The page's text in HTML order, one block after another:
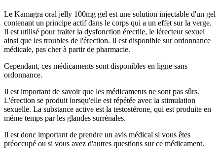
Le Kamagra oral jelly 100mg gel est une solution injectable d'un gel
contenant un principe actif dans le corps qui a un effet sur la verge.
Il est utilisé pour traiter la dysfonction érectile, le lérecteur sexuel
ainsi que les troubles de l'érection. Il est disponible sur ordonnance
médicale, pas cher à partir de pharmacie.
Cependant, ces médicaments sont disponibles en ligne sans
ordonnance.
Il est important de savoir que les médicaments ne sont pas sûrs.
L'érection se produit lorsqu'elle est répétée avec la stimulation
sexuelle. La substance active est la testostérone, qui est produite en
même temps par les glandes surrénales.
Il est donc important de prendre un avis médical si vous êtes
préoccupé ou si vous avez d'autres questions sur ce médicament.